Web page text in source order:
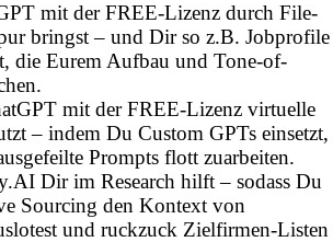
mit der FREE-Lizenz durch File-
bringst – und Dir so z.B. Jobprofile
die Eurem Aufbau und Tone-of-
mit der FREE-Lizenz virtuelle
– indem Du Custom GPTs einsetzt,
Prompts flott zuarbeiten.
Dir im Research hilft – sodass Du
Sourcing den Kontext von
und ruckzuck Zielfirmen-Listen